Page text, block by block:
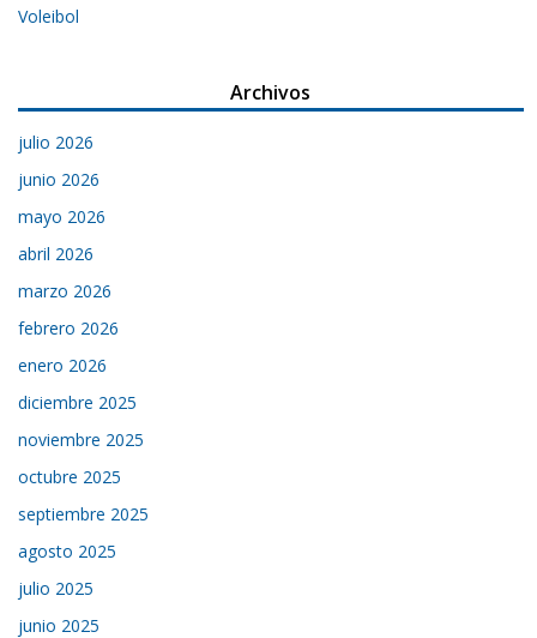
Voleibol
Archivos
julio 2026
junio 2026
mayo 2026
abril 2026
marzo 2026
febrero 2026
enero 2026
diciembre 2025
noviembre 2025
octubre 2025
septiembre 2025
agosto 2025
julio 2025
junio 2025